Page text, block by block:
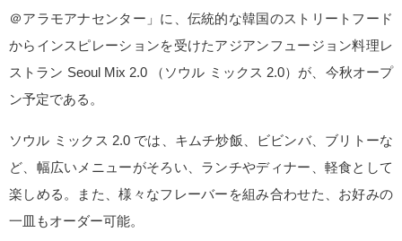
＠アラモアナセンター」に、伝統的な韓国のストリートフード
からインスピレーションを受けたアジアンフュージョン料理レ
ストラン Seoul Mix 2.0 （ソウル ミックス 2.0）が、今秋オープ
ン予定である。
ソウル ミックス 2.0 では、キムチ炒飯、ビビンバ、ブリトーな
ど、幅広いメニューがそろい、ランチやディナー、軽食として
楽しめる。また、様々なフレーバーを組み合わせた、お好みの
一皿もオーダー可能。